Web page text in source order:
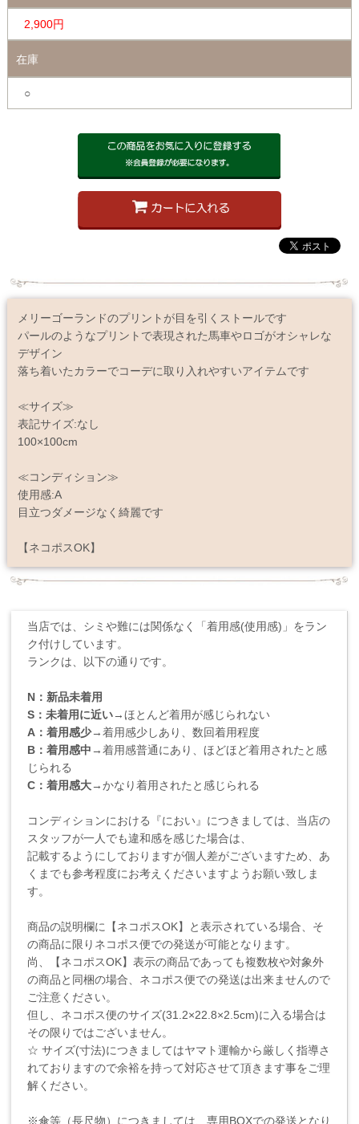
2,900円
在庫
○
メリーゴーランドのプリントが目を引くストールです
パールのようなプリントで表現された馬車やロゴがオシャレな
デザイン
落ち着いたカラーでコーデに取り入れやすいアイテムです
≪サイズ≫
表記サイズ:なし
100×100cm
≪コンディション≫
使用感:A
目立つダメージなく綺麗です
【ネコポスOK】
当店では、シミや難には関係なく「着用感(使用感)」をラン
ク付けしています。
ランクは、以下の通りです。
N：新品未着用
S：未着用に近い→ほとんど着用が感じられない
A：着用感少→着用感少しあり、数回着用程度
B：着用感中→着用感普通にあり、ほどほど着用されたと感
じられる
C：着用感大→かなり着用されたと感じられる
コンディションにおける『におい』につきましては、当店の
スタッフが一人でも違和感を感じた場合は、
記載するようにしておりますが個人差がございますため、あ
くまでも参考程度にお考えくださいますようお願い致しま
す。
商品の説明欄に【ネコポスOK】と表示されている場合、そ
の商品に限りネコポス便での発送が可能となります。
尚、【ネコポスOK】表示の商品であっても複数枚や対象外
の商品と同梱の場合、ネコポス便での発送は出来ませんので
ご注意ください。
但し、ネコポス便のサイズ(31.2×22.8×2.5cm)に入る場合は
その限りではございません。
☆ サイズ(寸法)につきましてはヤマト運輸から厳しく指導さ
れておりますので余裕を持って対応させて頂きます事をご理
解ください。
※傘等（長尺物）につきましては、専用BOXでの発送となり